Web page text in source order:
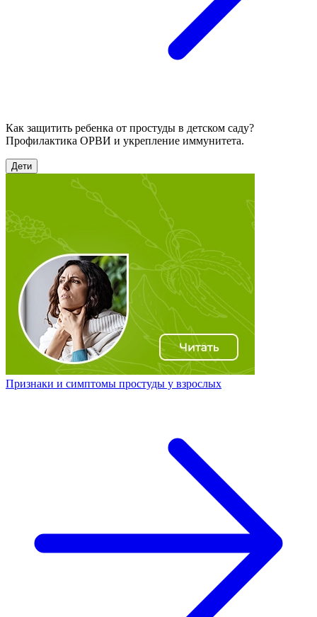
Как защитить ребенка от простуды в детском саду?
Профилактика ОРВИ и укрепление иммунитета.
Дети
Признаки и симптомы простуды у взрослых